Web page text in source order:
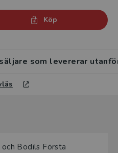
Köp
som levererar
Bodils Första